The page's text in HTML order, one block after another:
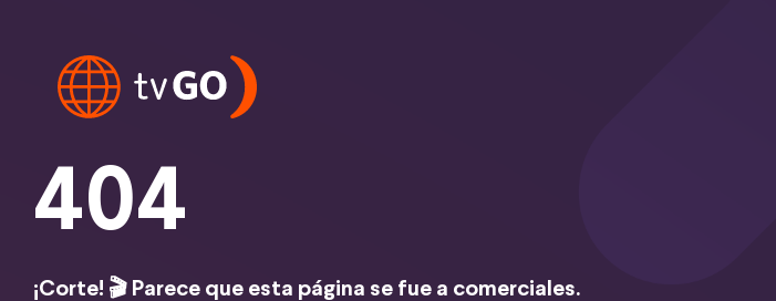
404
¡Corte! 🎬 Parece que esta página se fue a comerciales.